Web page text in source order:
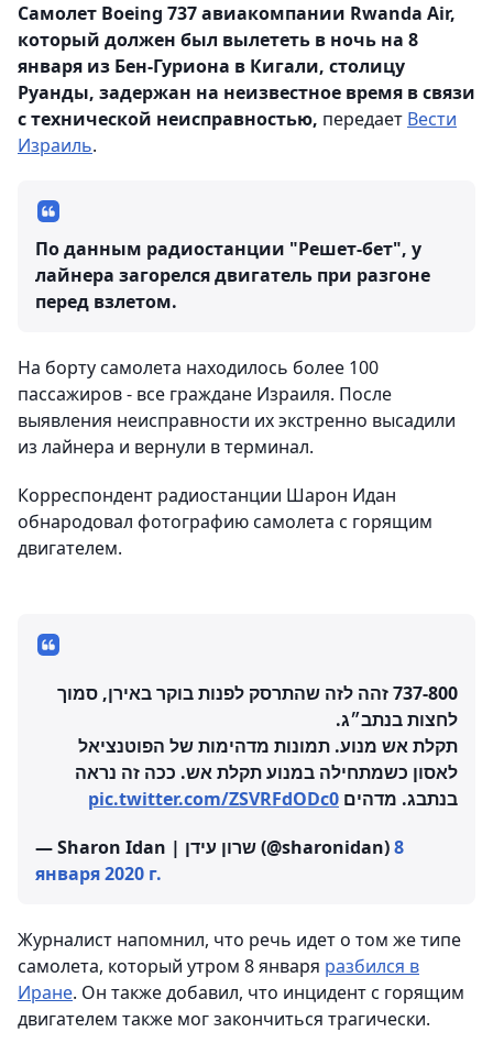
Самолет Boeing 737 авиакомпании Rwanda Air,
который должен был вылететь в ночь на 8
января из Бен-Гуриона в Кигали, столицу
Руанды, задержан на неизвестное время в связи
с технической неисправностью, передает Вести
Израиль.
По данным радиостанции "Решет-бет", у
лайнера загорелся двигатель при разгоне
перед взлетом.
На борту самолета находилось более 100
пассажиров - все граждане Израиля. После
выявления неисправности их экстренно высадили
из лайнера и вернули в терминал.
Корреспондент радиостанции Шарон Идан
обнародовал фотографию самолета с горящим
двигателем.
737-800 זהה לזה שהתרסק לפנות בוקר באירן, סמוך
לחצות בנתב״ג.
תקלת אש מנוע. תמונות מדהימות של הפוטנציאל
לאסון כשמתחילה במנוע תקלת אש. ככה זה נראה
בנתבג. מדהים pic.twitter.com/ZSVRFdODc0
— Sharon Idan | שרון עידן (@sharonidan)8
января 2020 г.
Журналист напомнил, что речь идет о том же типе
самолета, который утром 8 января разбился в
Иране. Он также добавил, что инцидент с горящим
двигателем также мог закончиться трагически.